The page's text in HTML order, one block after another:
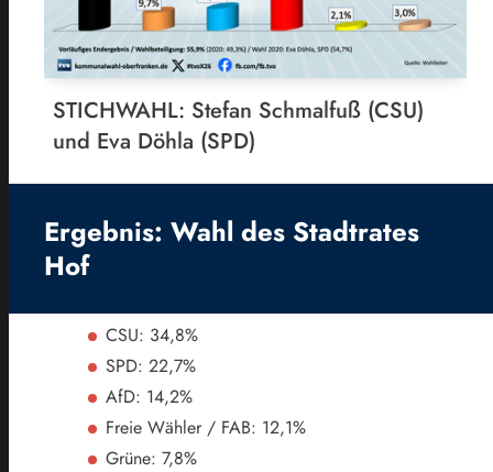
STICHWAHL: Stefan Schmalfuß (CSU)
und Eva Döhla (SPD)
Ergebnis: Wahl des Stadtrates
Hof
CSU: 34,8%
SPD: 22,7%
AfD: 14,2%
Freie Wähler / FAB: 12,1%
Grüne: 7,8%